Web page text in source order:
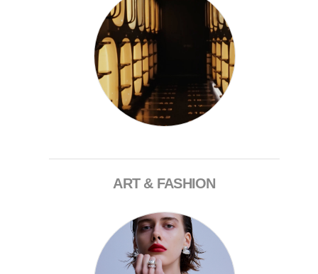
ART & FASHION